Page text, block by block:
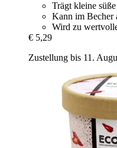
Trägt kleine
Kann im Becher
Wird zu
€ 5,29
Zustellung bis 11.